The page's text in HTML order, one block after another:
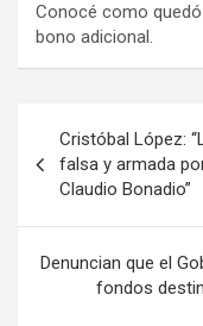
Conocé como
bono adicional.
de
entradas
Cristóbal López:
falsa y armada
Claudio Bonadio”
Denuncian que el
fondos